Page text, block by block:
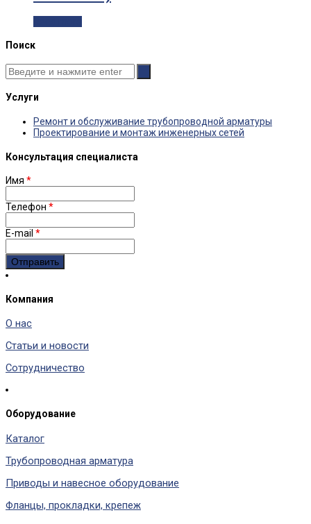
Поиск
Услуги
Ремонт и обслуживание трубопроводной арматуры
Проектирование и монтаж инженерных сетей
Консультация специалиста
Имя *
Телефон *
E-mail *
Компания
О нас
Статьи и новости
Сотрудничество
Оборудование
Каталог
Трубопроводная арматура
Приводы и навесное оборудование
Фланцы, прокладки, крепеж